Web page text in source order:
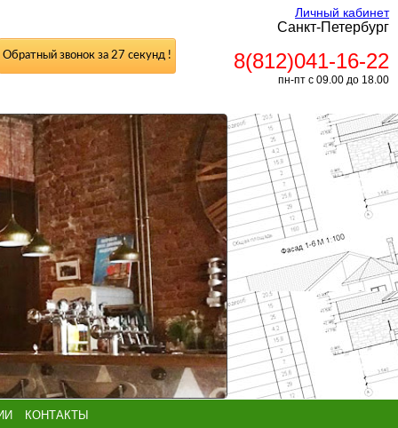
Личный кабинет
Санкт-Петербург
8(812)041-16-22
пн-пт с 09.00 до 18.00
Обратный звонок за 27 секунд !
КОНТАКТЫ